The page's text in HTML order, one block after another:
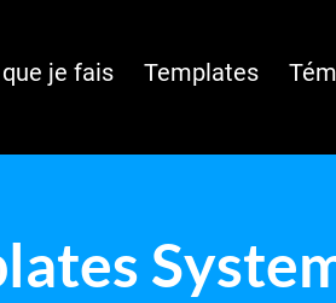
je fais Templates